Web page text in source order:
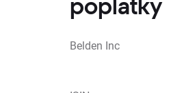
poplatky
Belden Inc